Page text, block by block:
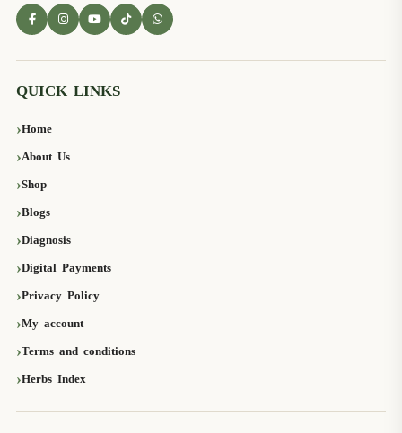
QUICK LINKS
Home
About Us
Shop
Blogs
Diagnosis
Digital Payments
Privacy Policy
My account
Terms and conditions
Herbs Index